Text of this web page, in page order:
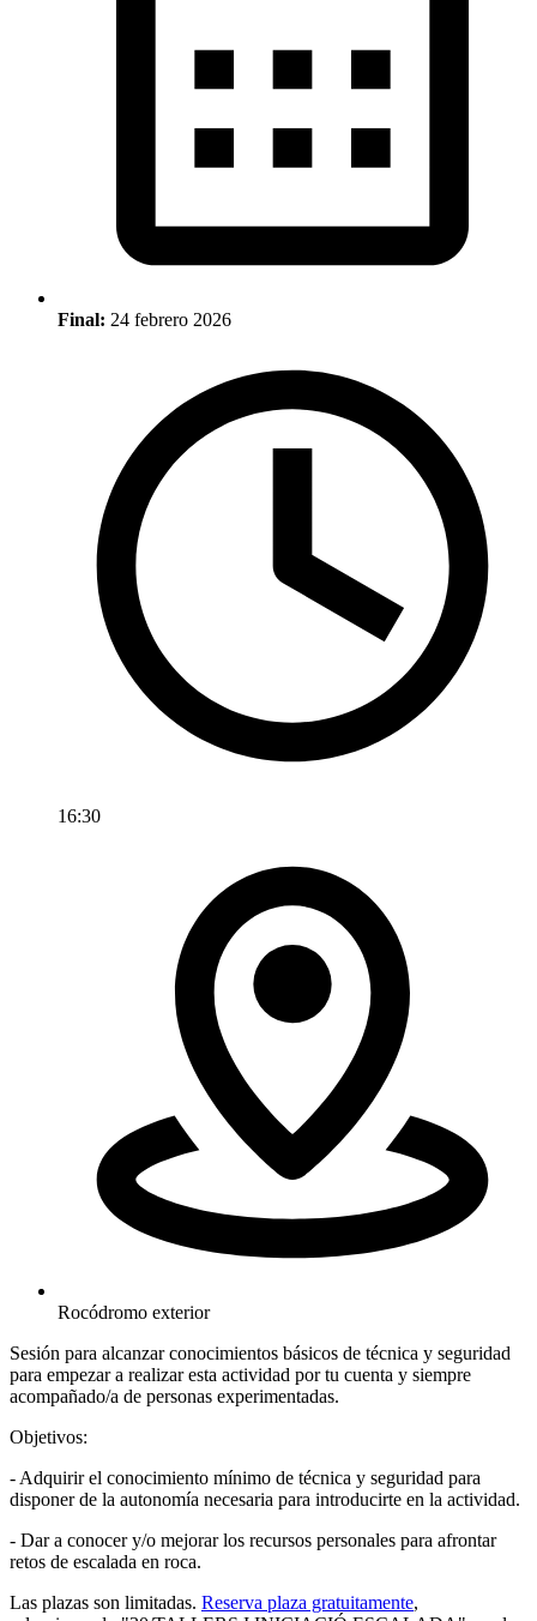
Final: 24 febrero 2026
16:30
Rocódromo exterior
Sesión para alcanzar conocimientos básicos de técnica y seguridad
para empezar a realizar esta actividad por tu cuenta y siempre
acompañado/a de personas experimentadas.
Objetivos:
- Adquirir el conocimiento mínimo de técnica y seguridad para
disponer de la autonomía necesaria para introducirte en la actividad.
- Dar a conocer y/o mejorar los recursos personales para afrontar
retos de escalada en roca.
Las plazas son limitadas. Reserva plaza gratuitamente,